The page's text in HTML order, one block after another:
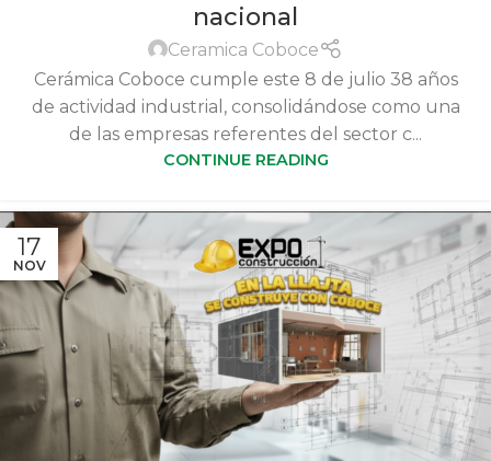
nacional
Ceramica Coboce
Cerámica Coboce cumple este 8 de julio 38 años
de actividad industrial, consolidándose como una
de las empresas referentes del sector c...
CONTINUE READING
17
NOV